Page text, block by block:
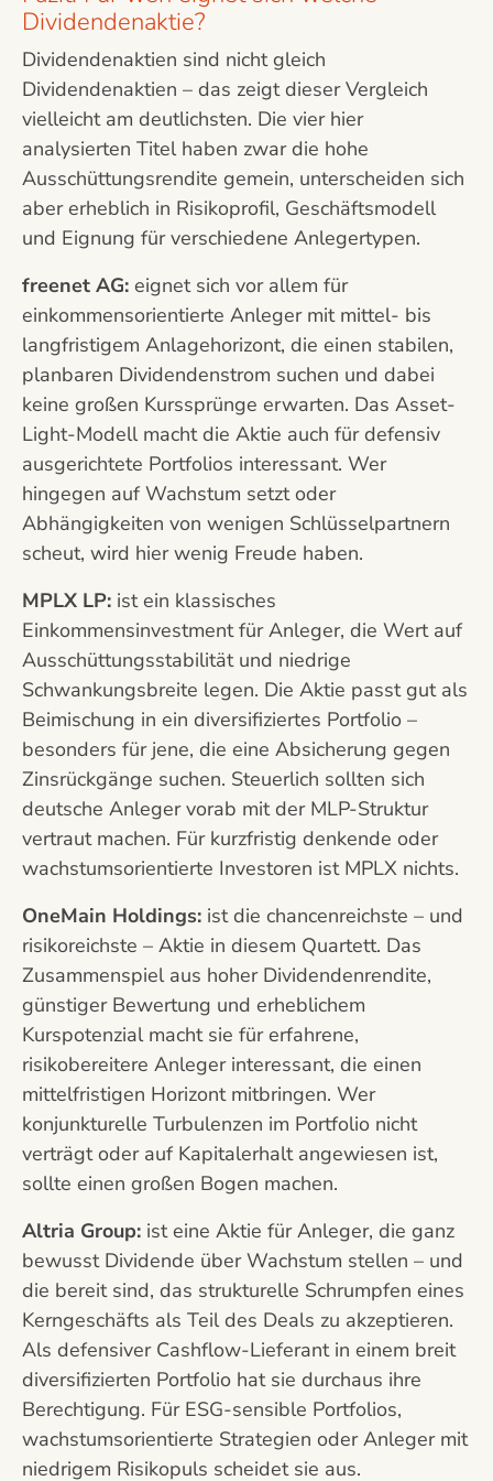
Dividendenaktie?
Dividendenaktien sind nicht gleich
Dividendenaktien – das zeigt dieser Vergleich
vielleicht am deutlichsten. Die vier hier
analysierten Titel haben zwar die hohe
Ausschüttungsrendite gemein, unterscheiden sich
aber erheblich in Risikoprofil, Geschäftsmodell
und Eignung für verschiedene Anlegertypen.
freenet AG: eignet sich vor allem für
einkommensorientierte Anleger mit mittel- bis
langfristigem Anlagehorizont, die einen stabilen,
planbaren Dividendenstrom suchen und dabei
keine großen Kurssprünge erwarten. Das Asset-
Light-Modell macht die Aktie auch für defensiv
ausgerichtete Portfolios interessant. Wer
hingegen auf Wachstum setzt oder
Abhängigkeiten von wenigen Schlüsselpartnern
scheut, wird hier wenig Freude haben.
MPLX LP: ist ein klassisches
Einkommensinvestment für Anleger, die Wert auf
Ausschüttungsstabilität und niedrige
Schwankungsbreite legen. Die Aktie passt gut als
Beimischung in ein diversifiziertes Portfolio –
besonders für jene, die eine Absicherung gegen
Zinsrückgänge suchen. Steuerlich sollten sich
deutsche Anleger vorab mit der MLP-Struktur
vertraut machen. Für kurzfristig denkende oder
wachstumsorientierte Investoren ist MPLX nichts.
OneMain Holdings: ist die chancenreichste – und
risikoreichste – Aktie in diesem Quartett. Das
Zusammenspiel aus hoher Dividendenrendite,
günstiger Bewertung und erheblichem
Kurspotenzial macht sie für erfahrene,
risikobereitere Anleger interessant, die einen
mittelfristigen Horizont mitbringen. Wer
konjunkturelle Turbulenzen im Portfolio nicht
verträgt oder auf Kapitalerhalt angewiesen ist,
sollte einen großen Bogen machen.
Altria Group: ist eine Aktie für Anleger, die ganz
bewusst Dividende über Wachstum stellen – und
die bereit sind, das strukturelle Schrumpfen eines
Kerngeschäfts als Teil des Deals zu akzeptieren.
Als defensiver Cashflow-Lieferant in einem breit
diversifizierten Portfolio hat sie durchaus ihre
Berechtigung. Für ESG-sensible Portfolios,
wachstumsorientierte Strategien oder Anleger mit
niedrigem Risikopuls scheidet sie aus.